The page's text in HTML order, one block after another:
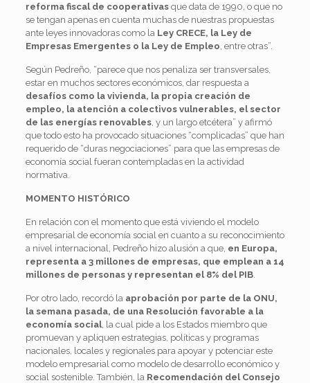
reforma fiscal de cooperativasque data de 1990, o que no
se tengan apenas en cuenta muchas de nuestras propuestas
ante leyes innovadoras como la Ley CRECE, la Ley de
Empresas Emergentes o la Ley de Empleo , entre otras”.
Según Pedreño, “parece que nos penaliza ser transversales,
estar en muchos sectores económicos, dar respuesta a
desafíos como la vivienda, la propia creación de
empleo, la atención a colectivos vulnerables, el sector
de las energías renovables, y un largo etcétera” y afirmó
que todo esto ha provocado situaciones “complicadas” que han
requerido de “duras negociaciones” para que las empresas de
economía social fueran contempladas en la actividad
normativa.
MOMENTO HISTÓRICO
En relación con el momento que está viviendo el modelo
empresarial de economía social en cuanto a su reconocimiento
a nivel internacional, Pedreño hizo alusión a que, en Europa,
representa a 3 millones de empresas, que emplean a 14
millones de personas y representan el 8% del PIB.
Por otro lado, recordó la aprobación por parte de la ONU,
la semana pasada, de una Resolución favorable a la
economía social, la cual pide a los Estados miembro que
promuevan y apliquen estrategias, políticas y programas
nacionales, locales y regionales para apoyar y potenciar este
modelo empresarial como modelo de desarrollo económico y
social sostenible. También, la Recomendación del Consejo